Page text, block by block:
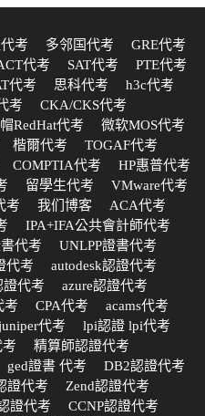
考 多邻国代考
GRE代考
代考 SAT代考
PTE代考
代考 思科代考
h3c代考
考
CKA/CKS代考
RedHat代考
微软MOS代考
楷爾代考
TOGAF代考
COMPTIA代考
HP惠普代考
留學生代考
VMware代考
考 我们博客
ACA代考
IPA+IFA公共會計師代考
書代考
UNLPP證書代考
代考
autodesk認證代考
證代考
azure認證代考
考 CPA代考
acams代考
代考
lpi認證 lpi代考
精算師認證代考
ged證書 代考
DB2認證代考
證代考
Zend認證代考
證代考
CCNP認證代考